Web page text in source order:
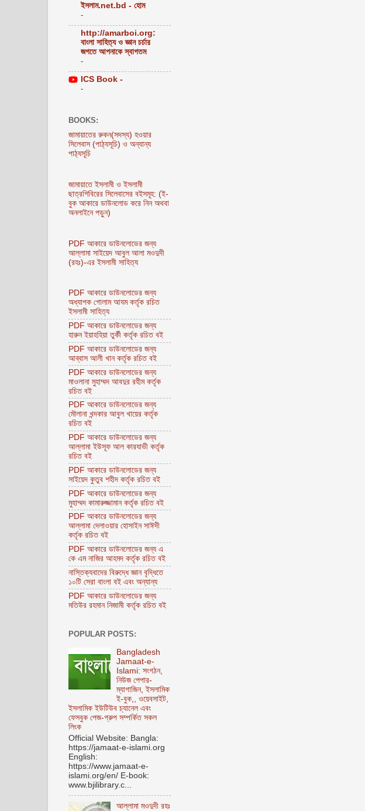
ইসলাম.net.bd - হোম
-
http://amarboi.org:
বাংলা সাহিত্য ও জ্ঞান চর্চার
জগতে আপনাকে স্বাগতম
-
ICS Book -
-
BOOKS:
জামায়াতের রুকন(সদস্য) হওয়ার
সিলেবাস (পাঠ্যসূচি) ও অন্যান্য
পাঠ্যসূচি
জামায়াতে ইসলামী ও ইসলামী
ছাত্রশিবিরের সিলেবাসের বইসমূহ: (ই-
বুক আকারে ডাউনলোড করে নিন অথবা
অনলাইনে পড়ুন)
PDF আকারে ডাউনলোডের জন্য
আল্লামা সাইয়েদ আবুল আলা মওদুদী
(রহঃ)-এর ইসলামী সাহিত্য
PDF আকারে ডাউনলোডের জন্য
অধ্যাপক গোলাম আযম কর্তৃক রচিত
ইসলামী সাহিত্য
PDF আকারে ডাউনলোডের জন্য
হারুন ইয়াহহিয়া তুর্কী কর্তৃক রচিত বই
PDF আকারে ডাউনলোডের জন্য
আব্বাস আলী খান কর্তৃক রচিত বই
PDF আকারে ডাউনলোডের জন্য
মাওলানা মুহাম্মদ আবদুর রহীম কর্তৃক
রচিত বই
PDF আকারে ডাউনলোডের জন্য
মৌলানা খন্দকার আবুল খায়ের কর্তৃক
রচিত বই
PDF আকারে ডাউনলোডের জন্য
আল্লামা ইউসূফ আল কারযাভী কর্তৃক
রচিত বই
PDF আকারে ডাউনলোডের জন্য
সাইয়েদ কুতুব শহীদ কর্তৃক রচিত বই
PDF আকারে ডাউনলোডের জন্য
মুহাম্মদ কামারুজ্জামান কর্তৃক রচিত বই
PDF আকারে ডাউনলোডের জন্য
আল্লামা দেলাওয়ার হোসাইন সাঈদী
কর্তৃক রচিত বই
PDF আকারে ডাউনলোডের জন্য এ
কে এম নাজির আহমদ কর্তৃক রচিত বই
নাস্তিক্যবাদের বিরুদ্ধে জ্ঞান বৃদ্ধিতে
১০টি সেরা বাংলা বই এবং অন্যান্য
PDF আকারে ডাউনলোডের জন্য
মতিউর রহমান নিজামী কর্তৃক রচিত বই
POPULAR POSTS:
Bangladesh
Jamaat-e-
Islami: সংগঠন,
নিউজ পেপার-
ম্যাগাজিন, ইসলামিক
ই-বুক,, ওয়েবসাইট,
ইসলামিক ইউটিউব চ্যানেল এবং
ফেসবুক পেজ-গ্রুপ সম্পর্কিত সকল
লিংক
Official Website: Bangla:
https://jamaat-e-islami.org
English:
https://www.jamaat-e-
islami.org/en/ E-book:
www.bjilibrary.c...
আল্লামা মওদুদী রহঃ